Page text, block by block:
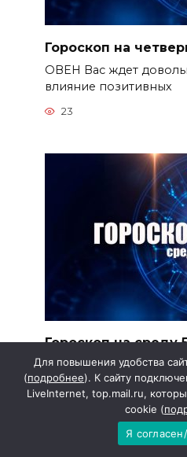
Гороскоп на
ОВЕН Вас ждет
влияние позитивных
23
Гороскоп на среду
ОВЕН
занятиях: у вас будет
Для повышения удобства
(подробнее). К сайту
LiveInternet, top.mail.ru,
cookie (
Я